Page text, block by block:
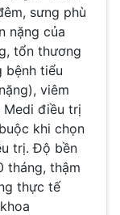
sưng phù
nặng của
tổn thương
bệnh tiểu
viêm
Medi điều trị
khi chọn
trị. Độ bền
tháng, thậm
thực tế